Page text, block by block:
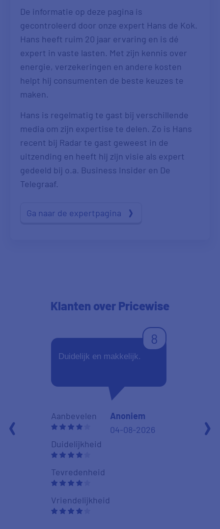
De informatie op deze pagina is
gecontroleerd door onze expert Hans de Kok.
Hans heeft ruim 20 jaar ervaring en is dé
expert in vaste lasten. Met zijn kennis over
energie, verzekeringen en andere kosten
helpt hij consumenten de beste keuzes te
maken.
Hans is regelmatig te gast bij verschillende
media om zijn expertise te delen. Zo is Hans
recent bij Radar te gast geweest in de
uitzending en heeft hij zijn visie als expert
gedeeld bij o.a. Business Insider en De
Telegraaf.
Ga naar de expertpagina
Klanten over Pricewise
8
Duidelijk en makkelijk.
Aanbevelen
Duidelijkheid
Tevredenheid
Vriendelijkheid
Anoniem
04-08-2026